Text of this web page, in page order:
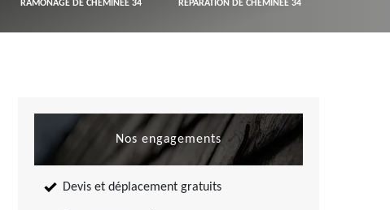
RAMONAGE DE CHEMINÉE 34 RÉPARATION DE CHEMINÉE 34
Nos engagements
Devis et déplacement gratuits